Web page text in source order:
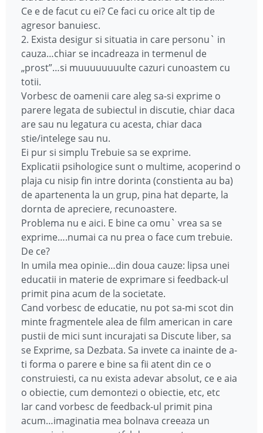
Ce e de facut cu ei? Ce faci cu orice alt tip de
agresor banuiesc.
2. Exista desigur si situatia in care personu` in
cauza…chiar se incadreaza in termenul de
„prost”…si muuuuuuuulte cazuri cunoastem cu
totii.
Vorbesc de oamenii care aleg sa-si exprime o
parere legata de subiectul in discutie, chiar daca
are sau nu legatura cu acesta, chiar daca
stie/intelege sau nu.
Ei pur si simplu Trebuie sa se exprime.
Explicatii psihologice sunt o multime, acoperind o
plaja cu nisip fin intre dorinta (constienta au ba)
de apartenenta la un grup, pina hat departe, la
dornta de apreciere, recunoastere.
Problema nu e aici. E bine ca omu` vrea sa se
exprime….numai ca nu prea o face cum trebuie.
De ce?
In umila mea opinie…din doua cauze: lipsa unei
educatii in materie de exprimare si feedback-ul
primit pina acum de la societate.
Cand vorbesc de educatie, nu pot sa-mi scot din
minte fragmentele alea de film american in care
pustii de mici sunt incurajati sa Discute liber, sa
se Exprime, sa Dezbata. Sa invete ca inainte de a-
ti forma o parere e bine sa fii atent din ce o
construiesti, ca nu exista adevar absolut, ce e aia
o obiectie, cum demontezi o obiectie, etc, etc
Iar cand vorbesc de feedback-ul primit pina
acum…imaginatia mea bolnava creeaza un